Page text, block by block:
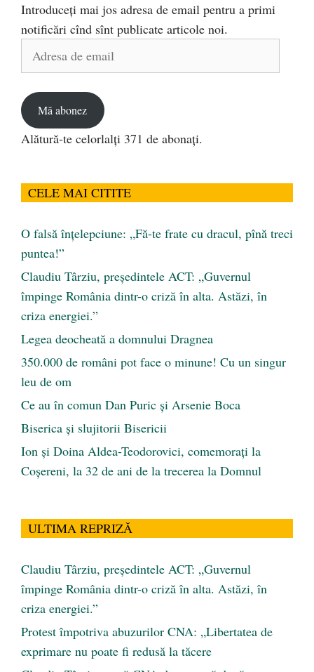
Introduceți mai jos adresa de email pentru a primi
notificări cînd sînt publicate articole noi.
Adresa
Mă abonez
Alătură-te celorlalți 371 de abonați.
CELE MAI CITITE
O falsă înțelepciune: „Fă-te frate cu dracul, pînă treci
puntea!”
Claudiu Târziu, președintele ACT: „Guvernul
împinge România dintr-o criză în alta. Astăzi, în
criza energiei.”
Legea deocheată a domnului Dragnea
350.000 de români pot face o minune! Cu un singur
leu de om
Ce au în comun Dan Puric şi Arsenie Boca
Biserica și slujitorii Bisericii
Ion și Doina Aldea-Teodorovici, comemorați la
Coșereni, la 32 de ani de la trecerea la Domnul
ULTIMA REPRIZĂ
Claudiu Târziu, președintele ACT: „Guvernul
împinge România dintr-o criză în alta. Astăzi, în
criza energiei.”
Protest împotriva abuzurilor CNA: „Libertatea de
exprimare nu poate fi redusă la tăcere